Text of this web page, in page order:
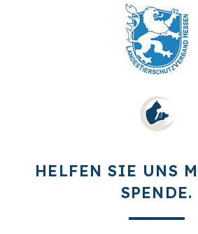
HELFEN SIE UNS
SPENDE.